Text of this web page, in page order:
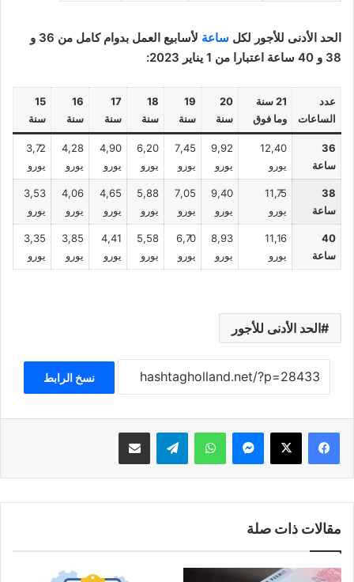
الحد الأدنى للأجور لكل ساعة
لأسابيع العمل بدوام كامل من 36 و
38 و 40 ساعة اعتبارا من 1 يناير 2023:
عدد
الساعات
21 سنة
وما فوق
20
سنة
19
سنة
18
سنة
17
سنة
16
سنة
15
سنة
36
ساعة
12,40
يورو
9,92
يورو
7,45
يورو
6,20
يورو
4,90
يورو
4,28
يورو
3,72
يورو
38
ساعة
11,75
يورو
9,40
يورو
7,05
يورو
5,88
يورو
4,65
يورو
4,06
يورو
3,53
يورو
40
ساعة
11,16
يورو
8,93
يورو
6,70
يورو
5,58
يورو
4,41
يورو
3,85
يورو
3,35
يورو
الحد الأدنى للأجور
نسخ الرابط
فيسبوك ‫X ماسنجر واتساب تيلقرام مشاركة عبر البريد
مقالات ذات صلة